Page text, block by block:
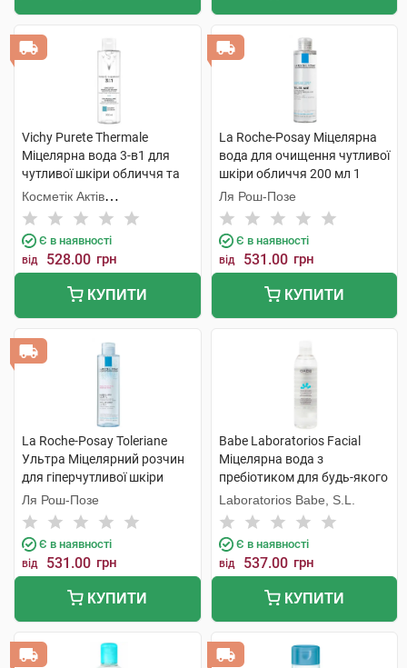
Vichy Purete Thermale
Міцелярна вода 3-в1 для
чутливої шкіри обличчя та
очей 200 мл 1 флакон
Косметік Актів
Інтернаціональ
Є в наявності
від 528.00 грн
КУПИТИ
La Roche-Posay Міцелярна
вода для очищення чутливої
шкіри обличчя 200 мл 1
флакон
Ля Рош-Позе
Є в наявності
від 531.00 грн
КУПИТИ
La Roche-Posay Toleriane
Ультра Міцелярний розчин
для гіперчутливої шкіри
обличчя 200 мл 1 флакон
Ля Рош-Позе
Є в наявності
від 531.00 грн
КУПИТИ
Babe Laboratorios Facial
Міцелярна вода з
пребіотиком для будь-якого
типу шкіри, навіть дуже
чутливої 250 мл 1 флакон
Laboratorios Babe, S.L.
Є в наявності
від 537.00 грн
КУПИТИ